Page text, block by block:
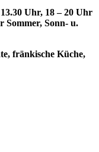
Uhr, 18 – 20 Uhr
Sommer, Sonn- u.
fränkische Küche,